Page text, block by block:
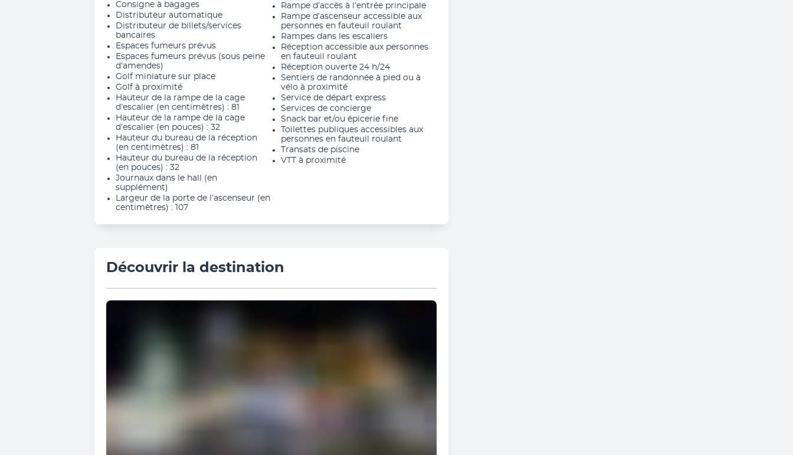
Consigne à bagages
Distributeur automatique
Distributeur de billets/services
bancaires
Espaces fumeurs prévus
Espaces fumeurs prévus (sous peine
d’amendes)
Golf miniature sur place
Golf à proximité
Hauteur de la rampe de la cage
d’escalier (en centimètres) : 81
Hauteur de la rampe de la cage
d’escalier (en pouces) : 32
Hauteur du bureau de la réception
(en centimètres) : 81
Hauteur du bureau de la réception
(en pouces) : 32
Journaux dans le hall (en
supplément)
Largeur de la porte de l’ascenseur (en
centimètres) : 107
Rampe d’accès à l’entrée principale
Rampe d’ascenseur accessible aux
personnes en fauteuil roulant
Rampes dans les escaliers
Réception accessible aux personnes
en fauteuil roulant
Réception ouverte 24 h/24
Sentiers de randonnée à pied ou à
vélo à proximité
Service de départ express
Services de concierge
Snack bar et/ou épicerie fine
Toilettes publiques accessibles aux
personnes en fauteuil roulant
Transats de piscine
VTT à proximité
Découvrir la destination